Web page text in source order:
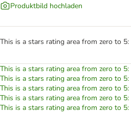
Produktbild hochladen
This is a stars rating area from zero to 5:
This is a stars rating area from zero to 5:
This is a stars rating area from zero to 5:
This is a stars rating area from zero to 5:
This is a stars rating area from zero to 5:
This is a stars rating area from zero to 5: